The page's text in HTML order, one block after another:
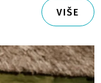
VIŠE